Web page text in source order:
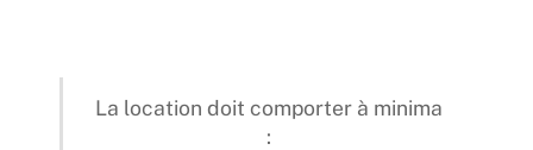
La location doit comporter à minima
: